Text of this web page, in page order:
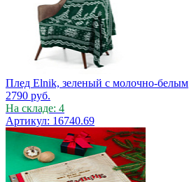
Плед Elnik, зеленый с молочно-белым
2790 руб.
На складе: 4
Артикул: 16740.69